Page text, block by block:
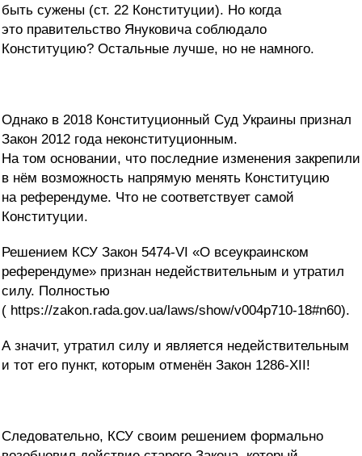
быть сужены (ст. 22 Конституции). Но когда
это правительство Януковича соблюдало
Конституцию? Остальные лучше, но не намного.
Однако в 2018 Конституционный Суд Украины признал
Закон 2012 года неконституционным.
На том основании, что последние изменения закрепили
в нём возможность напрямую менять Конституцию
на референдуме. Что не соответствует самой
Конституции.
Решением КСУ Закон 5474-VI «О всеукраинском
референдуме» признан недействительным и утратил
силу. Полностью
( https://zakon.rada.gov.ua/laws/show/v004p710-18#n60).
А значит, утратил силу и является недействительным
и тот его пункт, которым отменён Закон 1286-ХІІ!
Следовательно, КСУ своим решением формально